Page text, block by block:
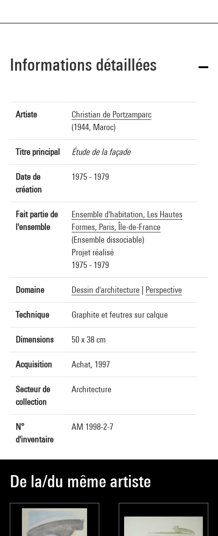
Informations détaillées
Artiste
Christian de Portzamparc
(1944, Maroc)
Titre principal Étude de la façade
Date de
création
1975 - 1979
Fait partie de
l'ensemble
Ensemble d'habitation, Les Hautes
Formes, Paris, Île-de-France
(Ensemble dissociable)
Projet réalisé
1975 - 1979
Domaine Dessin d'architecture Perspective
Technique Graphite et feutres sur calque
Dimensions 50 x 38 cm
Acquisition Achat, 1997
Secteur de
collection
Architecture
N°
d'inventaire
AM 1998-2-7
De la/du même artiste